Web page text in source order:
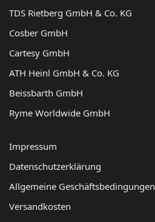
TDS Rietberg GmbH & Co. KG
Cosber GmbH
Cartesy GmbH
ATH Heinl GmbH & Co. KG
Beissbarth GmbH
Ryme Worldwide GmbH
Impressum
Datenschutzerklärung
Allgemeine Geschäftsbedingungen
Versandkosten